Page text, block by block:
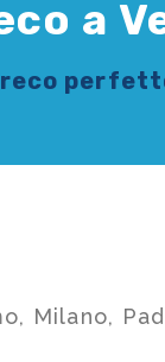
a
Milano,